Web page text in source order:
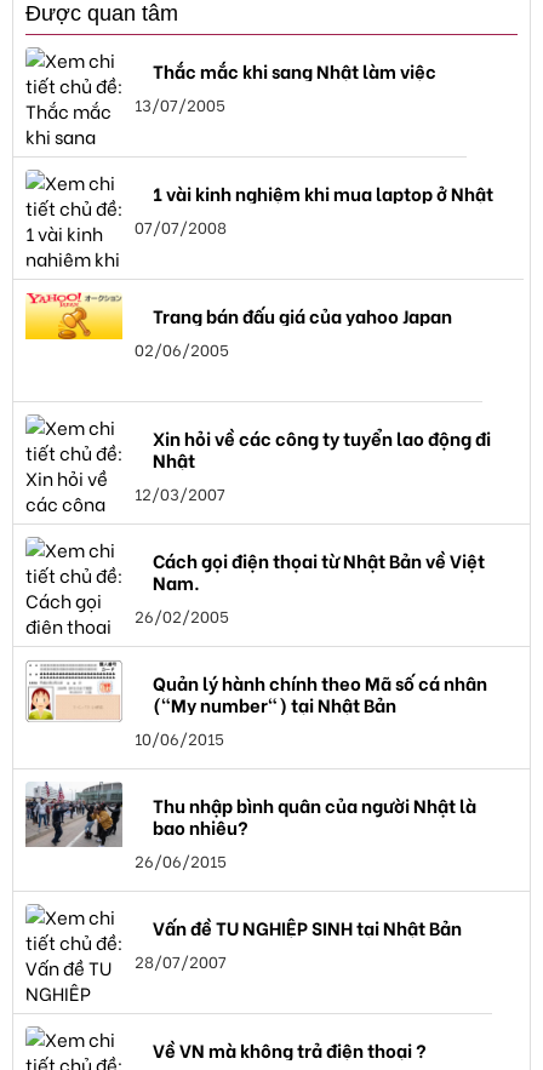
Được quan tâm
Thắc mắc khi sang Nhật làm việc
13/07/2005
1 vài kinh nghiệm khi mua laptop ở Nhật
07/07/2008
Trang bán đấu giá của yahoo Japan
02/06/2005
Xin hỏi về các công ty tuyển lao động đi
Nhật
12/03/2007
Cách gọi điện thọai từ Nhật Bản về Việt
Nam.
26/02/2005
Quản lý hành chính theo Mã số cá nhân
("My number") tại Nhật Bản
10/06/2015
Thu nhập bình quân của người Nhật là
bao nhiêu?
26/06/2015
Vấn đề TU NGHIỆP SINH tại Nhật Bản
28/07/2007
Về VN mà không trả điện thoại ?